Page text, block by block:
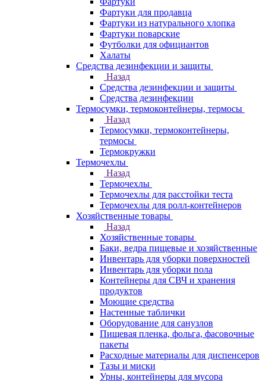
Фартуки для продавца
Фартуки из натурального хлопка
Фартуки поварские
Футболки для официантов
Халаты
Средства дезинфекции и защиты
Назад
Средства дезинфекции и защиты
Средства дезинфекции
Термосумки, термоконтейнеры, термосы
Назад
Термосумки, термоконтейнеры,
термосы
Термокружки
Термочехлы
Назад
Термочехлы
Термочехлы для расстойки теста
Термочехлы для ролл-контейнеров
Хозяйственные товары
Назад
Хозяйственные товары
Баки, ведра пищевые и хозяйственные
Инвентарь для уборки поверхностей
Инвентарь для уборки пола
Контейнеры для СВЧ и хранения
продуктов
Моющие средства
Настенные таблички
Оборудование для санузлов
Пищевая пленка, фольга, фасовочные
пакеты
Расходные материалы для диспенсеров
Тазы и миски
Урны, контейнеры для мусора